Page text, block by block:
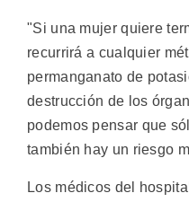
"Si una mujer quiere
recurrirá a cualquier
permanganato de
destrucción de los
podemos pensar que
también hay un riesgo
Los médicos del